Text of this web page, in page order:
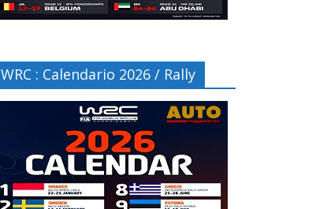
WRC : Calendario 2026 / Rally